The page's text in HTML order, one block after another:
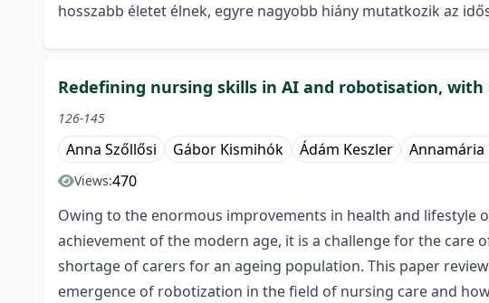
hosszabb életet élnek, egyre nagyobb hiány mutatkozik az
Redefining nursing skills in AI and robotisation,
126-145
Anna Szőllősi Gábor Kismihók Ádám Keszler Annamária
Views:470
Owing to the enormous improvements in health and lifestyle
achievement of the modern age, it is a challenge for the care
shortage of carers for an ageing population. This paper
emergence of robotization in the field of nursing care and